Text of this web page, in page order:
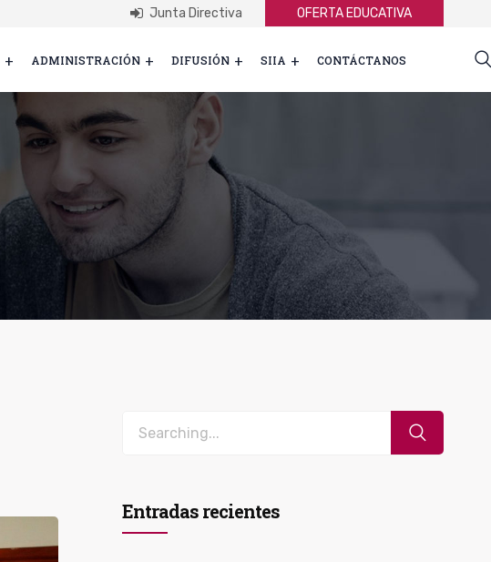
Junta Directiva OFERTA EDUCATIVA
ADMINISTRACIÓN DIFUSIÓN SIIA CONTÁCTANOS
Entradas recientes